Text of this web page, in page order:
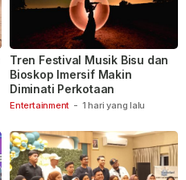
Entertainment - 1 hari yang lalu
Tren Festival Musik Bisu dan
Bioskop Imersif Makin
Diminati Perkotaan